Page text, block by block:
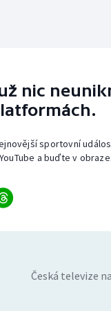
nic
sportovní
a buďte v obraze.
Česká televize